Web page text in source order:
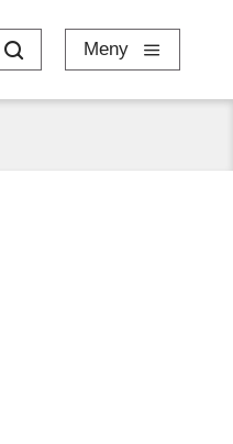
Meny